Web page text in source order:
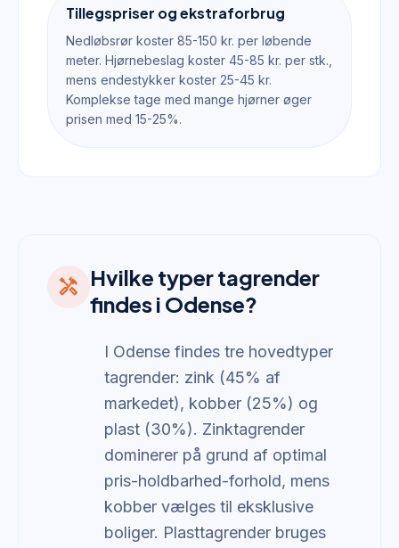
Tillegspriser og ekstraforbrug
Nedløbsrør koster 85-150 kr. per løbende
meter. Hjørnebeslag koster 45-85 kr. per stk.,
mens endestykker koster 25-45 kr.
Komplekse tage med mange hjørner øger
prisen med 15-25%.
handyman Hvilke typer tagrender
findes i Odense?
I Odense findes tre hovedtyper
tagrender: zink (45% af
markedet), kobber (25%) og
plast (30%). Zinktagrender
dominerer på grund af optimal
pris-holdbarhed-forhold, mens
kobber vælges til eksklusive
boliger. Plasttagrender bruges